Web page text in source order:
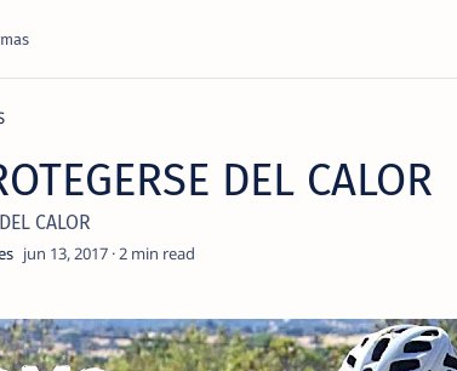
DEL CALOR
CALOR
2